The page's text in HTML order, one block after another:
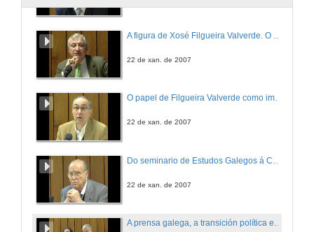
22 de xan. de 2007
O papel de Filgueira Valverde como impulsor do Consello da Cultura Galega
22 de xan. de 2007
22 de xan. de 2007
A prensa galega, a transición política e o Estatuto de Autonomía de Galicia